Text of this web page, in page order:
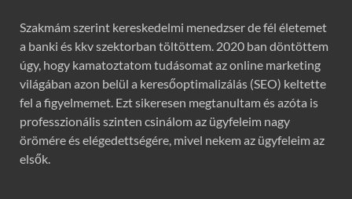
Szakmám szerint kereskedelmi menedzser de fél életemet
a banki és kkv szektorban töltöttem. 2020 ban döntöttem
úgy, hogy kamatoztatom tudásomat az online marketing
világában azon belül a keresőoptimalizálás (SEO) keltette
fel a figyelmemet. Ezt sikeresen megtanultam és azóta is
professzionális szinten csinálom az ügyfeleim nagy
örömére és elégedettségére, mivel nekem az ügyfeleim az
elsők.